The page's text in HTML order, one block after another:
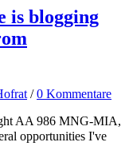
is blogging
/0 Kommentare
AA 986 MNG-MIA,
opportunities I've